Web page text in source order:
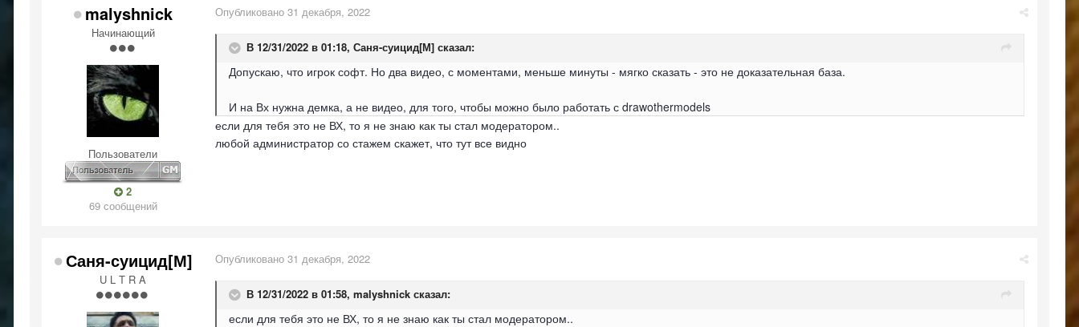
malyshnick
Начинающий
Пользователи
2
69 сообщений
Опубликовано 31 декабря, 2022
В 12/31/2022 в 01:18, Саня-суицид[М] сказал:
Допускаю, что игрок софт. Но два видео, с моментами, меньше минуты - мягко сказать - это не доказательная база.
И на Вх нужна демка, а не видео, для того, чтобы можно было работать с drawothermodels
если для тебя это не ВХ, то я не знаю как ты стал модератором..
любой администратор со стажем скажет, что тут все видно
Саня-суицид[М]
U L T R A
Опубликовано 31 декабря, 2022
В 12/31/2022 в 01:58, malyshnick сказал:
если для тебя это не ВХ, то я не знаю как ты стал модератором..